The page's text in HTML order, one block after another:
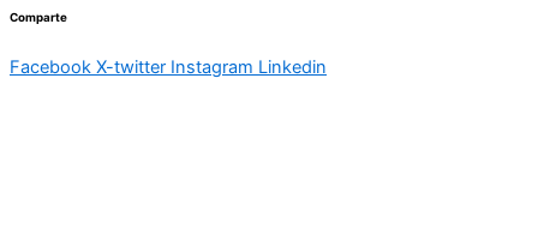
Comparte
Facebook X-twitter Instagram Linkedin